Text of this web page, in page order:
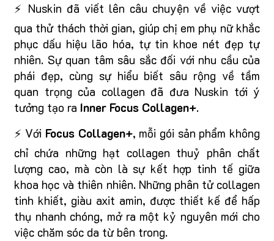
⚡ Nuskin đã viết lên câu chuyện về việc vượt
qua thử thách thời gian, giúp chị em phụ nữ khắc
phục dấu hiệu lão hóa, tự tin khoe nét đẹp tự
nhiên. Sự quan tâm sâu sắc đối với nhu cầu của
phái đẹp, cùng sự hiểu biết sâu rộng về tầm
quan trọng của collagen đã đưa Nuskin tới ý
tưởng tạo ra Inner Focus Collagen+.
⚡ Với Focus Collagen+, mỗi gói sản phẩm không
chỉ chứa những hạt collagen thuỷ phân chất
lượng cao, mà còn là sự kết hợp tinh tế giữa
khoa học và thiên nhiên. Những phân tử collagen
tinh khiết, giàu axit amin, được thiết kế để hấp
thụ nhanh chóng, mở ra một kỷ nguyên mới cho
việc chăm sóc da từ bên trong.